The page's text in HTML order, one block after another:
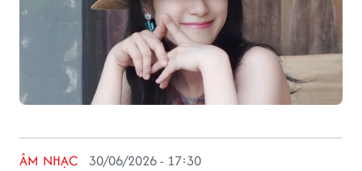
ÂM NHẠC 30/06/2026 - 17:30